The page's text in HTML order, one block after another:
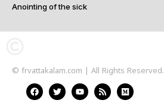
Anointing of the sick
© frvattakalam.com | All Rights Reserved.